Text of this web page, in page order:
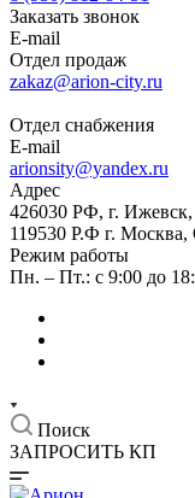
Заказать звонок
E-mail
Отдел продаж
zakaz@arion-city.ru
Отдел снабжения
E-mail
arionsity@yandex.ru
Адрес
426030 РФ, г. Ижевск,
119530 Р.Ф г. Москва,
Режим работы
Пн. – Пт.: с 9:00 до
Поиск
ЗАПРОСИТЬ КП